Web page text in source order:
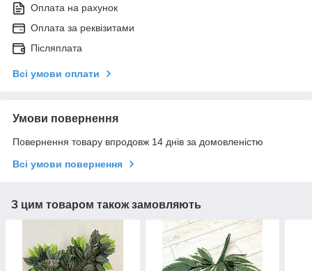
Оплата на рахунок
Оплата за реквізитами
Післяплата
Всі умови оплати
Умови повернення
Повернення товару впродовж 14 днів за домовленістю
Всі умови повернення
З цим товаром також замовляють